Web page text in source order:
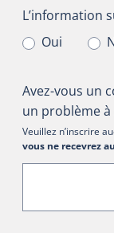
L’information
L’information
Oui
Avez-vous un
un problème à
Veuillez n’inscrire
vous ne recevrez